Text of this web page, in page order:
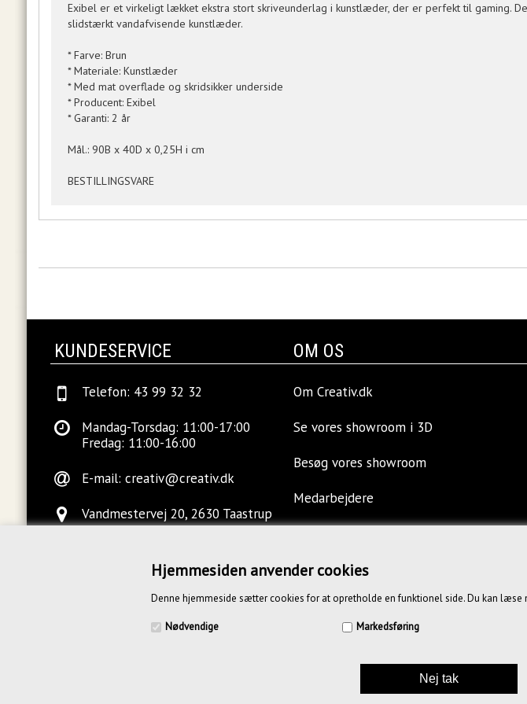
Hjemmesiden anvender cookies
Denne hjemmeside sætter cookies for at opretholde en funktionel side. Du kan læse
Nødvendige Markedsføring
Exibel er et virkeligt lækket ekstra stort skriveunderlag i kunstlæder, der er perfekt til gaming.
slidstærkt vandafvisende kunstlæder.
* Farve: Brun
* Materiale: Kunstlæder
* Med mat overflade og skridsikker underside
* Producent: Exibel
* Garanti: 2 år
Mål.: 90B x 40D x 0,25H i cm
BESTILLINGSVARE
KUNDESERVICE
Telefon: 43 99 32 32
Mandag-Torsdag: 11:00-17:00
Fredag: 11:00-16:00
E-mail: creativ@creativ.dk
Vandmestervej 20, 2630 Taastrup
OM OS
Om Creativ.dk
Se vores showroom i 3D
Besøg vores showroom
Medarbejdere
Kontakt os
Blog